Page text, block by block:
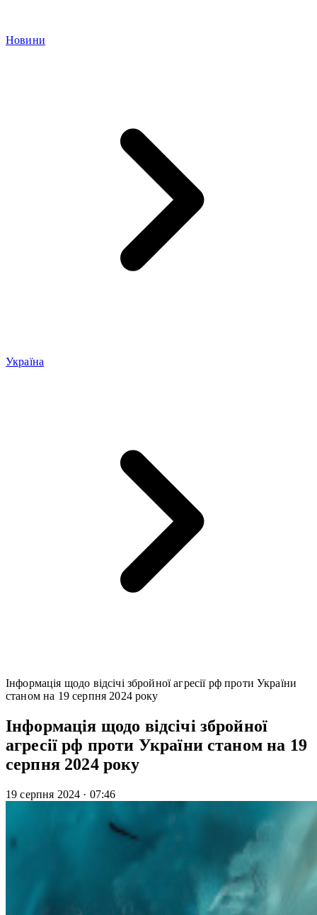
Новини
Україна
Інформація щодо відсічі збройної агресії рф проти України
станом на 19 серпня 2024 року
Інформація щодо відсічі збройної
агресії рф проти України станом на 19
серпня 2024 року
19 серпня 2024 · 07:46